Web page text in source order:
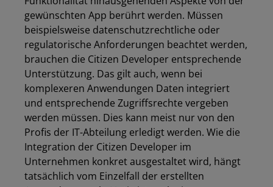
gewünschten App berührt werden. Müssen
beispielsweise datenschutzrechtliche oder
regulatorische Anforderungen beachtet werden,
brauchen die Citizen Developer entsprechende
Unterstützung. Das gilt auch, wenn bei
komplexeren Anwendungen Daten integriert
und entsprechende Zugriffsrechte vergeben
werden müssen. Dies kann meist nur von den
Profis der IT-Abteilung erledigt werden. Wie die
Integration der Citizen Developer im
Unternehmen konkret ausgestaltet wird, hängt
tatsächlich vom Einzelfall der erstellten